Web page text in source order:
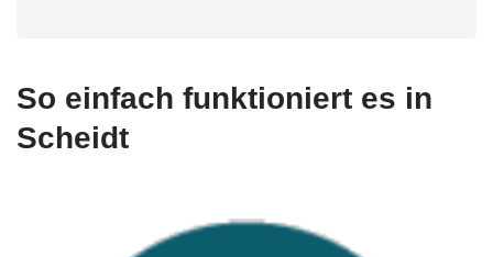
So einfach funktioniert es in
Scheidt